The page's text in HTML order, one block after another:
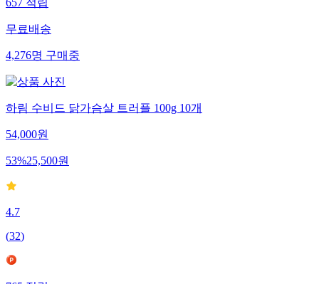
657적립
무료배송
4,276명구매중
하림 수비드 닭가슴살 트러플 100g 10개
54,000원
53%25,500원
4.7
(32)